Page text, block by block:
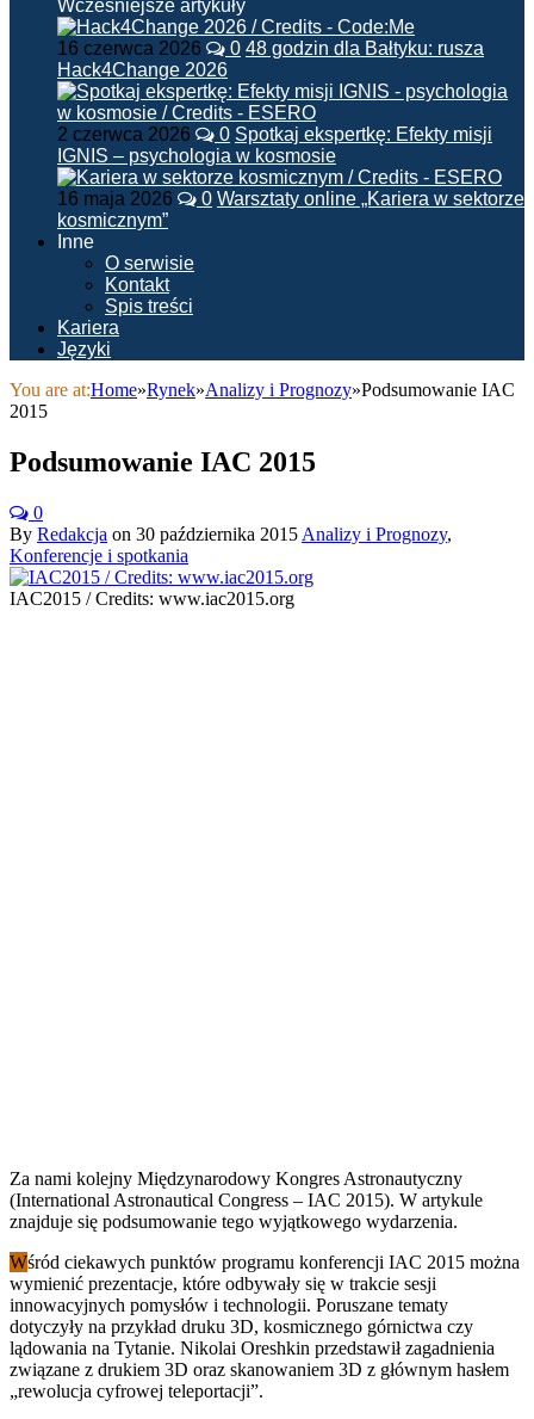
Wcześniejsze artykuły
16 czerwca 2026 0 48 godzin dla Bałtyku: rusza
Hack4Change 2026
2 czerwca 2026 0 Spotkaj ekspertkę: Efekty misji
IGNIS – psychologia w kosmosie
16 maja 2026 0 Warsztaty online „Kariera w sektorze
kosmicznym”
Inne
O serwisie
Kontakt
Spis treści
Kariera
Języki
You are at:Home»Rynek»Analizy i Prognozy»Podsumowanie IAC
2015
Podsumowanie IAC 2015
0
By Redakcja on 30 października 2015 Analizy i Prognozy,
Konferencje i spotkania
IAC2015 / Credits: www.iac2015.org
Za nami kolejny Międzynarodowy Kongres Astronautyczny
(International Astronautical Congress – IAC 2015). W artykule
znajduje się podsumowanie tego wyjątkowego wydarzenia.
Wśród ciekawych punktów programu konferencji IAC 2015 można
wymienić prezentacje, które odbywały się w trakcie sesji
innowacyjnych pomysłów i technologii. Poruszane tematy
dotyczyły na przykład druku 3D, kosmicznego górnictwa czy
lądowania na Tytanie. Nikolai Oreshkin przedstawił zagadnienia
związane z drukiem 3D oraz skanowaniem 3D z głównym hasłem
„rewolucja cyfrowej teleportacji”.